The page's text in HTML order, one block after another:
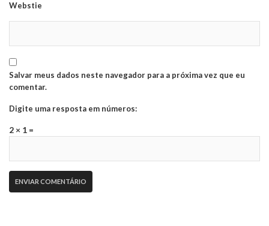
Webstie
Salvar meus dados neste navegador para a próxima vez que eu
comentar.
Digite uma resposta em números:
2 × 1 =